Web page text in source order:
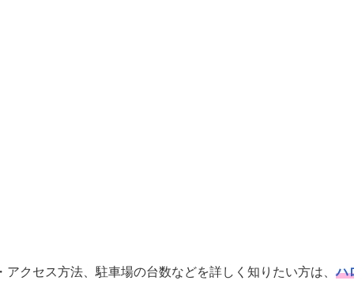
クセス方法、駐車場の台数などを詳しく知りたい方は、ハ